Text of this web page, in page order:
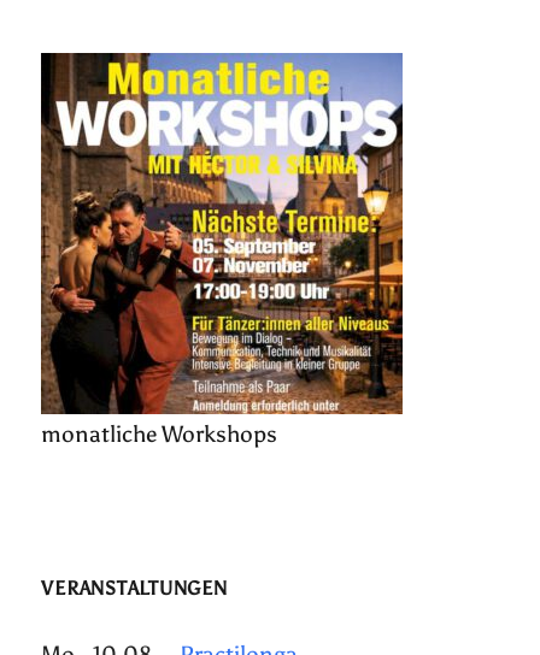
monatliche Workshops
VERANSTALTUNGEN